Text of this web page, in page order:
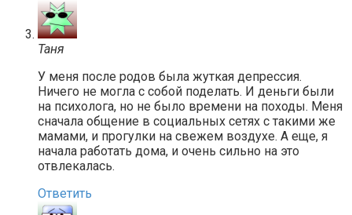
Таня
У меня после родов была жуткая депрессия.
Ничего не могла с собой поделать. И деньги были
на психолога, но не было времени на походы. Меня
сначала общение в социальных сетях с такими же
мамами, и прогулки на свежем воздухе. А еще, я
начала работать дома, и очень сильно на это
отвлекалась.
Ответить